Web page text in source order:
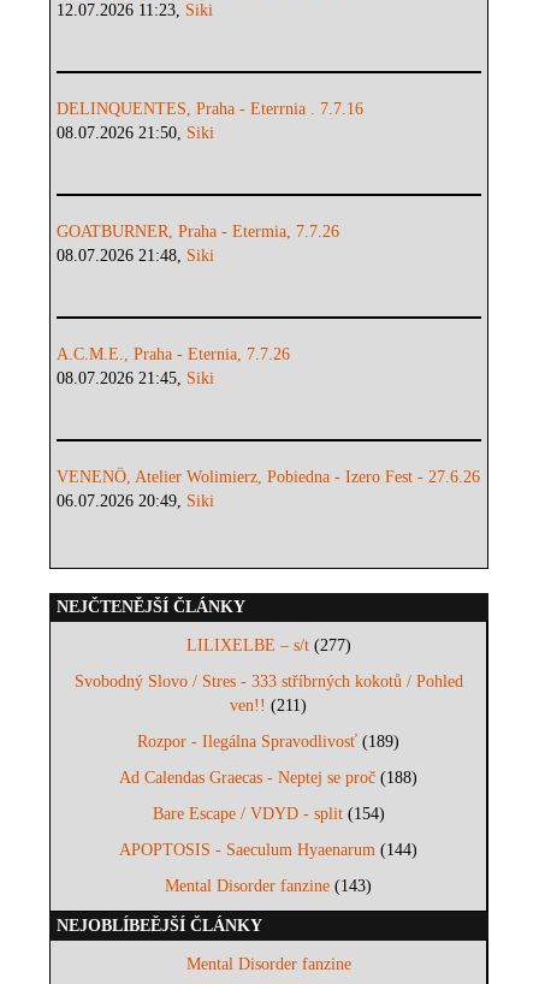
12.07.2026 11:23, Siki
DELINQUENTES, Praha - Eterrnia . 7.7.16
08.07.2026 21:50, Siki
GOATBURNER, Praha - Etermia, 7.7.26
08.07.2026 21:48, Siki
A.C.M.E., Praha - Eternia, 7.7.26
08.07.2026 21:45, Siki
VENENÖ, Atelier Wolimierz, Pobiedna - Izero Fest - 27.6.26
06.07.2026 20:49, Siki
NEJČTENĚJŠÍ ČLÁNKY
LILIXELBE – s/t(277)
Svobodný Slovo / Stres - 333 stříbrných kokotů / Pohled
ven!! (211)
Rozpor - Ilegálna Spravodlivosť (189)
Ad Calendas Graecas - Neptej se proč (188)
Bare Escape / VDYD - split(154)
APOPTOSIS - Saeculum Hyaenarum (144)
Mental Disorder fanzine (143)
NEJOBLÍBEĚJŠÍ ČLÁNKY
Mental Disorder fanzine